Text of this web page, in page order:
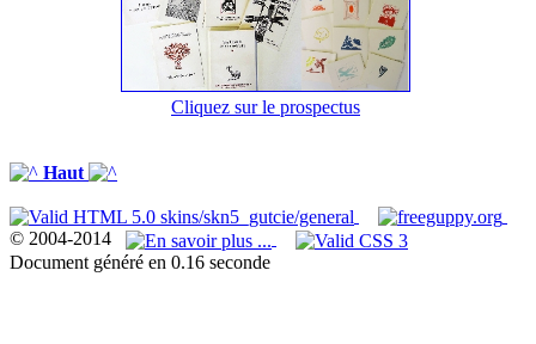
Cliquez sur le prospectus
Haut
© 2004-2014
Document généré en 0.16 seconde